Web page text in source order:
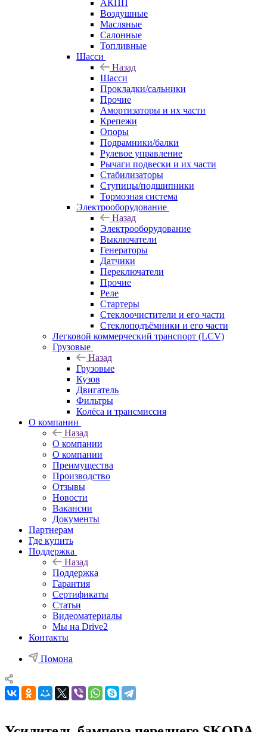
АКПП
Воздушные
Масляные
Салонные
Топливные
Шасси
Назад
Шасси
Прокладки/сальники
Прочие
Амортизаторы и их части
Крепежи
Опоры
Подрамники/балки
Рулевое управление
Рычаги подвески и их части
Стабилизаторы
Ступицы/подшипники
Тормозная система
Электрооборудование
Назад
Электрооборудование
Выключатели
Генераторы
Датчики
Переключатели
Прочие
Реле
Стартеры
Стеклоочистители и его части
Стеклоподъёмники и его части
Легковой коммерческий транспорт (LCV)
Грузовые
Назад
Грузовые
Кузов
Двигатель
Фильтры
Колёса и трансмиссия
О компании
Назад
О компании
О компании
Преимущества
Производство
Отзывы
Новости
Вакансии
Документы
Партнерам
Где купить
Поддержка
Назад
Поддержка
Гарантия
Сертификаты
Статьи
Видеоматериалы
Мы на Drive2
Контакты
Помона